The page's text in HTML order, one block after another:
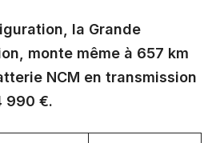
la Grande
monte même à 657 km
NCM en transmission
990 €.